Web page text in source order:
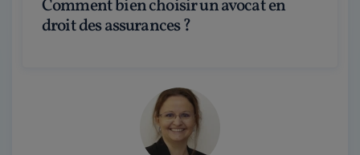
Comment bien choisir un avocat en
droit des assurances ?